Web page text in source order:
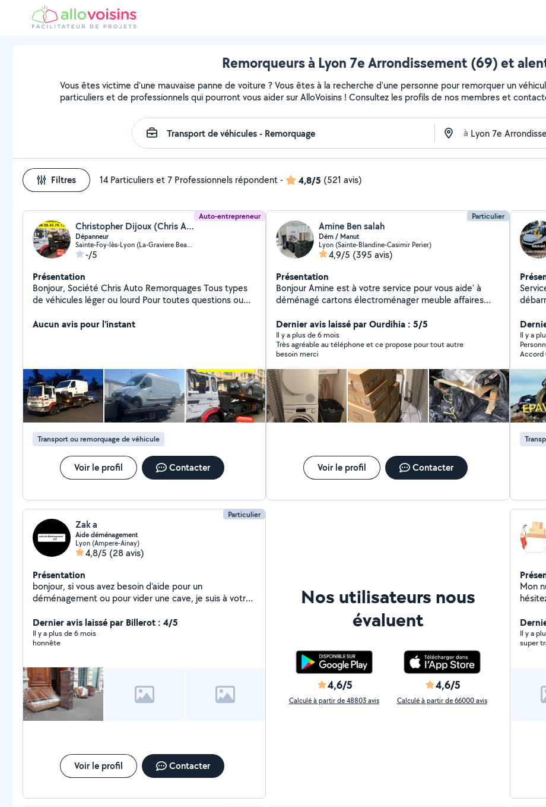
Remorqueurs à Lyon 7e Arrondissement (69) et
Vous êtes victime d'une mauvaise panne de voiture ? Vous êtes à la recherche d'une personne pour remorquer un
particuliers et de professionnels qui pourront vous aider sur AlloVoisins ! Consultez les profils de nos membres et
à
Filtres 14 Particuliers et 7 Professionnels répondent- 4,8/5 (521 avis)
Auto-entrepreneur
Christopher Dijoux (Chris Auto Remorquage)
Dépanneur
Sainte-Foy-lès-Lyon (La-Graviere Beaunant)
-/5
Présentation
Bonjour, Société Chris Auto Remorquages Tous types
de véhicules léger ou lourd Pour toutes questions ou
Aucun avis pour l'instant
Transport ou remorquage de véhicule
Voir le profil Contacter
Particulier
Amine Ben salah
Dém / Manut
Lyon (Sainte-Blandine-Casimir Perier)
4,9/5 (395 avis)
Présentation
Bonjour Amine est à votre service pour vous aide' à
déménagé cartons électroménager meuble affaires
Montage et démontage Protection des affaires Travail
en toute sécurité et plein de confiance pour vous
satisfaire Débarrasser encombrants . Évacuation
déchets gravats Livraison manutention et transport de
colis 7 jours / 7 Disponible à tout moment Merci Amine
Dernier avis laissé par Ourdihia : 5/5
Il y a plus de 6 mois
Très agréable au téléphone et ce propose pour tout autre
besoin merci
Voir le profil Contacter
Service
Il y a
Accord
jamais
j'ai mis
étoile
Particulier
Zak a
Aide déménagement
Lyon (Ampere-Ainay)
4,8/5 (28 avis)
Présentation
bonjour, si vous avez besoin d'aide pour un
déménagement ou pour vider une cave, je suis à votre
Dernier avis laissé par Billerot : 4/5
Il y a plus de 6 mois
honnête
Voir le profil Contacter
Nos utilisateurs nous
évaluent
4,6/5
Calculé à partir de 48803 avis
4,6/5
Calculé à partir de 66000 avis
Mon
hésitez
Il y a
super